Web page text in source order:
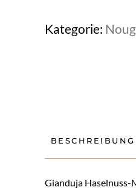
Kategorie:
BESCHREIBUNG
Gianduja Haselnuss-